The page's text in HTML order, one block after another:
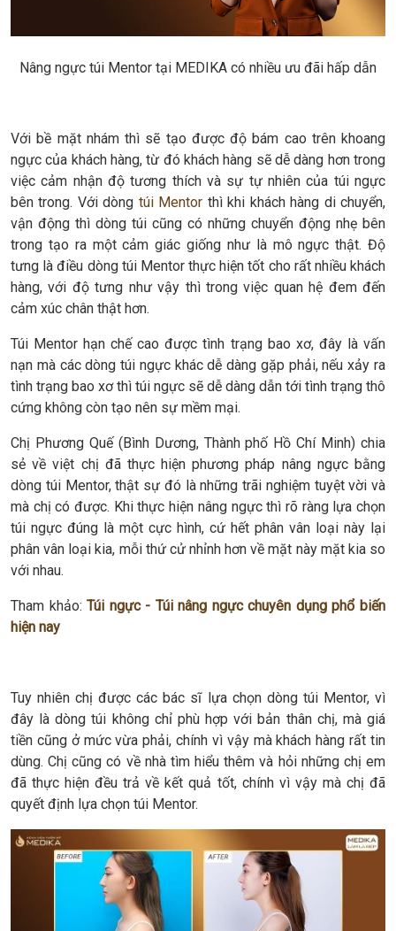
Nâng ngực túi Mentor tại MEDIKA có nhiều ưu đãi hấp dẫn
Với bề mặt nhám thì sẽ tạo được độ bám cao trên khoang
ngực của khách hàng, từ đó khách hàng sẽ dễ dàng hơn trong
việc cảm nhận độ tương thích và sự tự nhiên của túi ngực
bên trong. Với dòng túi Mentor thì khi khách hàng di chuyển,
vận động thì dòng túi cũng có những chuyển động nhẹ bên
trong tạo ra một cảm giác giống như là mô ngực thật. Độ
tưng là điều dòng túi Mentor thực hiện tốt cho rất nhiều khách
hàng, với độ tưng như vậy thì trong việc quan hệ đem đến
cảm xúc chân thật hơn.
Túi Mentor hạn chế cao được tình trạng bao xơ, đây là vấn
nạn mà các dòng túi ngực khác dễ dàng gặp phải, nếu xảy ra
tình trạng bao xơ thì túi ngực sẽ dễ dàng dẫn tới tình trạng thô
cứng không còn tạo nên sự mềm mại.
Chị Phương Quế (Bình Dương, Thành phố Hồ Chí Minh) chia
sẻ về việt chị đã thực hiện phương pháp nâng ngực bằng
dòng túi Mentor, thật sự đó là những trãi nghiệm tuyệt vời và
mà chị có được. Khi thực hiện nâng ngực thì rõ ràng lựa chọn
túi ngực đúng là một cực hình, cứ hết phân vân loại này lại
phân vân loại kia, mỗi thứ cử nhỉnh hơn về mặt này mặt kia so
với nhau.
Tham khảo:Túi ngực - Túi nâng ngực chuyên dụng phổ biến
hiện nay
Tuy nhiên chị được các bác sĩ lựa chọn dòng túi Mentor, vì
đây là dòng túi không chỉ phù hợp với bản thân chị, mà giá
tiền cũng ở mức vừa phải, chính vì vậy mà khách hàng rất tin
dùng. Chị cũng có về nhà tìm hiểu thêm và hỏi những chị em
đã thực hiện đều trả về kết quả tốt, chính vì vậy mà chị đã
quyết định lựa chọn túi Mentor.